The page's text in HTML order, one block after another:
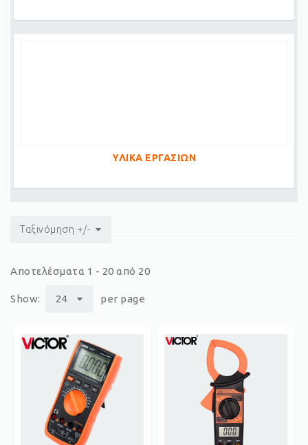
ΥΛΙΚΑ ΕΡΓΑΣΙΩΝ
Ταξινόμηση +/-
Αποτελέσματα 1 - 20 από 20
Show: 24 per page